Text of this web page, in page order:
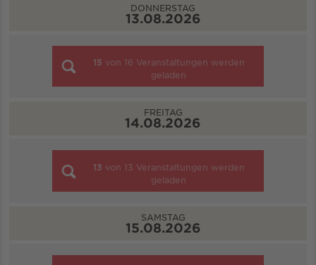
DONNERSTAG
13.08.2026
15 von 16 Veranstaltungen werden
geladen
FREITAG
14.08.2026
13 von 13 Veranstaltungen werden
geladen
SAMSTAG
15.08.2026